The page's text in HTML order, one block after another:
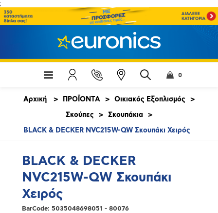
;
0
Αρχική > ΠΡΟΪΟΝΤΑ > Οικιακός Εξοπλισμός
>
Σκούπες
> Σκουπάκια
>
BLACK & DECKER NVC215W-QW Σκουπάκι Χειρός
BLACK & DECKER
NVC215W-QW Σκουπάκι
Χειρός
BarCode: 5035048698051 - 80076